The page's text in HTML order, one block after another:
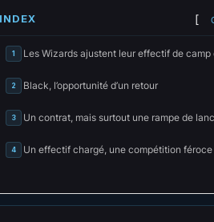
INDEX
1 Les Wizards ajustent leur effectif de camp
2 Black, l’opportunité d’un retour
3 Un contrat, mais surtout une rampe de
4 Un effectif chargé, une compétition féroce